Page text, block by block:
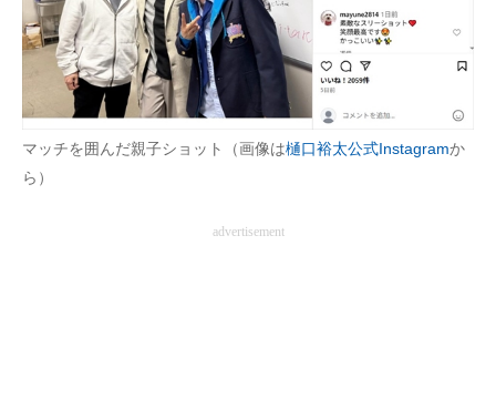
マッチを囲んだ親子ショット（画像は樋口裕太公式Instagramか
ら）
advertisement